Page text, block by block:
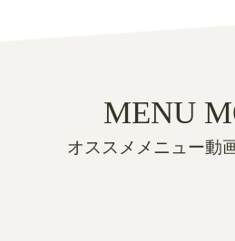
MENU
オススメメニュー動